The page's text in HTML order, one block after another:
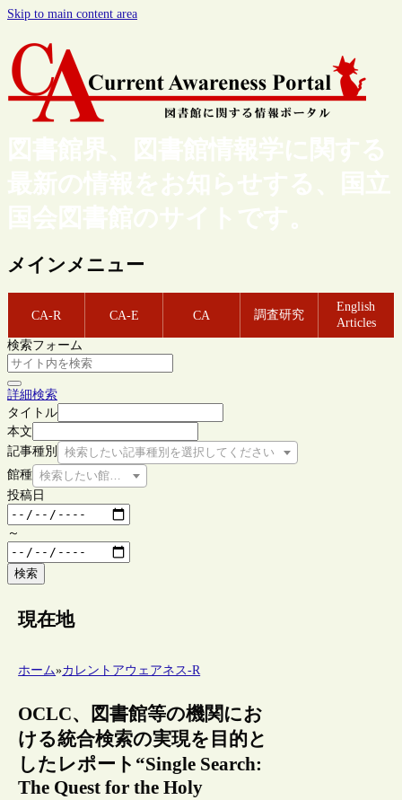
Skip to main content area
図書館界、図書館情報学に関する
最新の情報をお知らせする、国立
国会図書館のサイトです。
メインメニュー
CA-R CA-E CA 調査研究
English
Articles
検索フォーム
詳細検索
タイトル
本文
記事種別
検索したい記事種別を選択してください
館種 検索したい館種を選択してください
投稿日
～
検索
現在地
ホーム»カレントアウェアネス-R
OCLC、図書館等の機関にお
ける統合検索の実現を目的と
したレポート“Single Search:
The Quest for the Holy